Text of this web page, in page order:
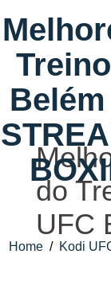
Home/ Kodi
do
UFC